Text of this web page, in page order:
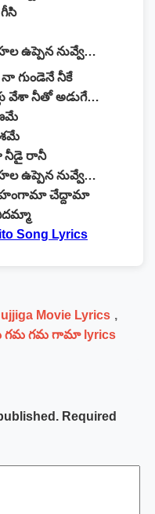
ఉప్పెన నువ్వే…
నా గుండెనే నీకే
వేశా నీతో అడుగే…
నీడై రానీ
ఉప్పెన నువ్వే…
చేద్దామా
Song Lyrics
Movie Lyrics ,
గమ గమ గామా lyrics
Required